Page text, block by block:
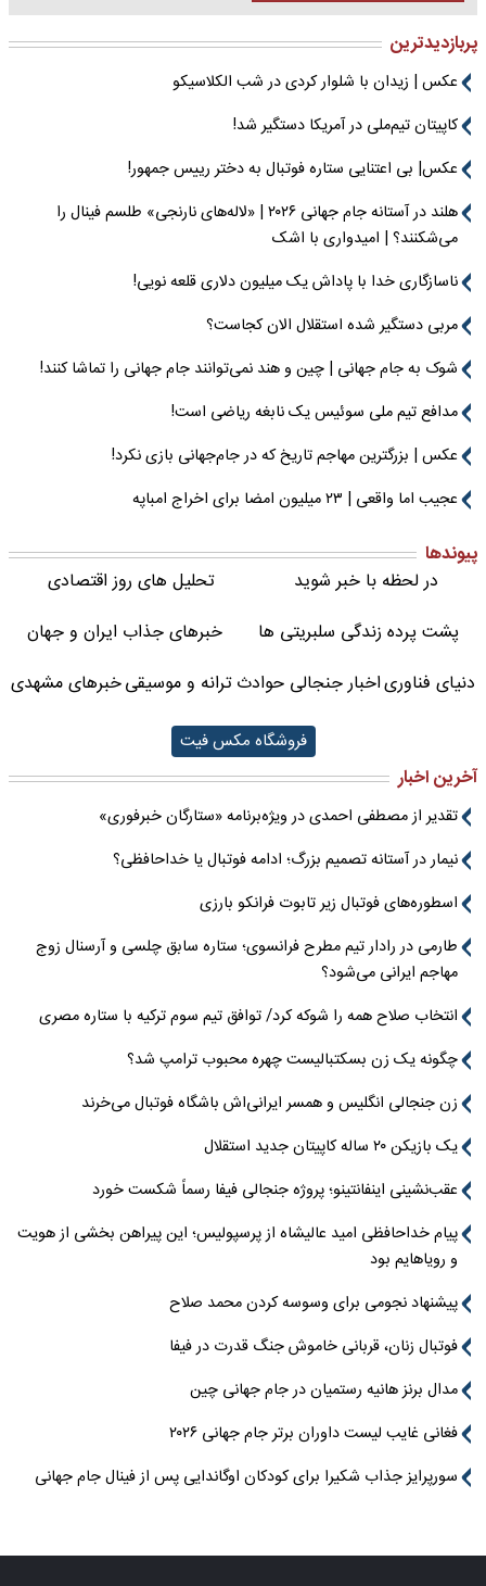
پربازدیدترین
عکس | زیدان با شلوار کردی در شب الکلاسیکو
کاپیتان تیم‌ملی در آمریکا دستگیر شد!
عکس| بی اعتنایی ستاره فوتبال به دختر رییس جمهور!
هلند در آستانه جام جهانی ۲۰۲۶ | «لاله‌های نارنجی» طلسم فینال را
می‌شکنند؟ | امیدواری با اشک
ناسازگاری خدا با پاداش یک میلیون دلاری قلعه نویی!
مربی دستگیر شده استقلال الان کجاست؟
شوک به جام جهانی | چین و هند نمی‌توانند جام جهانی را تماشا کنند!
مدافع تیم ملی سوئیس یک نابغه ریاضی است!
عکس | بزرگترین مهاجم تاریخ که در جام‌جهانی بازی نکرد!
عجیب اما واقعی | ۲۳ میلیون امضا برای اخراج امباپه
پیوندها
در لحظه با خبر شوید
تحلیل های روز اقتصادی
پشت پرده زندگی سلبریتی ها
خبرهای جذاب ایران و جهان
دنیای فناوریاخبار جنجالی حوادثترانه و موسیقیخبرهای مشهدی
فروشگاه مکس فیت
آخرین اخبار
تقدیر از مصطفی احمدی در ویژه‌برنامه «ستارگان خبرفوری»
نیمار در آستانه تصمیم بزرگ؛ ادامه فوتبال یا خداحافظی؟
اسطوره‌های فوتبال زیر تابوت فرانکو بارزی
طارمی در رادار تیم مطرح فرانسوی؛ ستاره سابق چلسی و آرسنال زوج
مهاجم ایرانی می‌شود؟
انتخاب صلاح همه را شوکه کرد/ توافق تیم سوم ترکیه با ستاره مصری
چگونه یک زن بسکتبالیست چهره محبوب ترامپ شد؟
زن جنجالی انگلیس و همسر ایرانی‌اش باشگاه فوتبال می‌خرند
یک بازیکن ۲۰ ساله کاپیتان جدید استقلال
عقب‌نشینی اینفانتینو؛ پروژه جنجالی فیفا رسماً شکست خورد
پیام خداحافظی امید عالیشاه از پرسپولیس؛ این پیراهن بخشی از هویت
و رویاهایم بود
پیشنهاد نجومی برای وسوسه کردن محمد صلاح
فوتبال زنان، قربانی خاموش جنگ قدرت در فیفا
مدال برنز هانیه رستمیان در جام جهانی چین
فغانی غایب لیست داوران برتر جام جهانی ۲۰۲۶
سورپرایز جذاب شکیرا برای کودکان اوگاندایی پس از فینال جام جهانی